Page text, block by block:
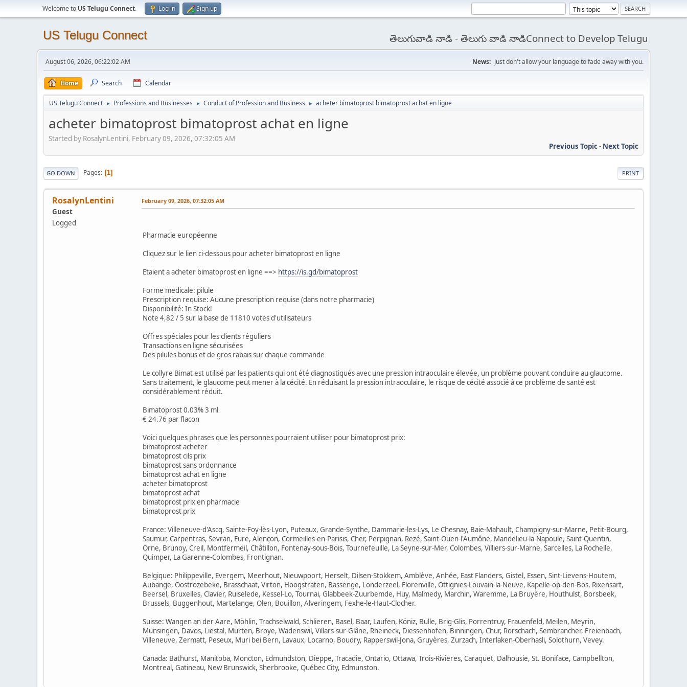
Welcome to US Telugu Connect. Log in Sign up
US Telugu Connect తెలుగువాడి నాడి - తెలుగు వాడి నాడిConnect to Develop Telugu
August 06, 2026, 06:22:02 AM News: Just don't allow your language to fade away with you.
Home Search Calendar
US Telugu Connect ► Professions and Businesses ► Conduct of Profession and Business ► acheter bimatoprost bimatoprost achat en ligne
acheter bimatoprost bimatoprost achat en ligne
Started by RosalynLentini, February 09, 2026, 07:32:05 AM
Previous Topic- Next Topic
PRINT
GO DOWN Pages 1
RosalynLentini
Guest
Logged
February 09, 2026, 07:32:05 AM
Pharmacie européenne
Cliquez sur le lien ci-dessous pour acheter bimatoprost en ligne
Etaient a acheter bimatoprost en ligne ==> https://is.gd/bimatoprost
Forme medicale: pilule
Prescription requise: Aucune prescription requise (dans notre pharmacie)
Disponibilité: In Stock!
Note 4,82 / 5 sur la base de 11810 votes d'utilisateurs
Offres spéciales pour les clients réguliers
Transactions en ligne sécurisées
Des pilules bonus et de gros rabais sur chaque commande
Le collyre Bimat est utilisé par les patients qui ont été diagnostiqués avec une pression intraoculaire élevée, un problème pouvant conduire au glaucome.
Sans traitement, le glaucome peut mener à la cécité. En réduisant la pression intraoculaire, le risque de cécité associé à ce problème de santé est
considérablement réduit.
Bimatoprost 0.03% 3 ml
€ 24.76 par flacon
Voici quelques phrases que les personnes pourraient utiliser pour bimatoprost prix:
bimatoprost acheter
bimatoprost cils prix
bimatoprost sans ordonnance
bimatoprost achat en ligne
acheter bimatoprost
bimatoprost achat
bimatoprost prix en pharmacie
bimatoprost prix
France: Villeneuve-d'Ascq, Sainte-Foy-lès-Lyon, Puteaux, Grande-Synthe, Dammarie-les-Lys, Le Chesnay, Baie-Mahault, Champigny-sur-Marne, Petit-Bourg,
Saumur, Carpentras, Sevran, Eure, Alençon, Cormeilles-en-Parisis, Cher, Perpignan, Rezé, Saint-Ouen-l'Aumône, Mandelieu-la-Napoule, Saint-Quentin,
Orne, Brunoy, Creil, Montfermeil, Châtillon, Fontenay-sous-Bois, Tournefeuille, La Seyne-sur-Mer, Colombes, Villiers-sur-Marne, Sarcelles, La Rochelle,
Quimper, La Garenne-Colombes, Frontignan.
Belgique: Philippeville, Evergem, Meerhout, Nieuwpoort, Herselt, Dilsen-Stokkem, Amblève, Anhée, East Flanders, Gistel, Essen, Sint-Lievens-Houtem,
Aubange, Oostrozebeke, Brasschaat, Virton, Hoogstraten, Bassenge, Londerzeel, Florenville, Ottignies-Louvain-la-Neuve, Kapelle-op-den-Bos, Rixensart,
Beersel, Bruxelles, Clavier, Ruiselede, Kessel-Lo, Tournai, Glabbeek-Zuurbemde, Huy, Malmedy, Marchin, Waremme, La Bruyère, Houthulst, Borsbeek,
Brussels, Buggenhout, Martelange, Olen, Bouillon, Alveringem, Fexhe-le-Haut-Clocher.
Suisse: Wangen an der Aare, Möhlin, Trachselwald, Schlieren, Basel, Baar, Laufen, Köniz, Bulle, Brig-Glis, Porrentruy, Frauenfeld, Meilen, Meyrin,
Münsingen, Davos, Liestal, Murten, Broye, Wädenswil, Villars-sur-Glâne, Rheineck, Diessenhofen, Binningen, Chur, Rorschach, Sembrancher, Freienbach,
Villeneuve, Zermatt, Peseux, Muri bei Bern, Lavaux, Locarno, Boudry, Rapperswil-Jona, Gruyères, Zurzach, Interlaken-Oberhasli, Solothurn, Vevey.
Canada: Bathurst, Manitoba, Moncton, Edmundston, Dieppe, Tracadie, Ontario, Ottawa, Trois-Rivieres, Caraquet, Dalhousie, St. Boniface, Campbellton,
Montreal, Gatineau, New Brunswick, Sherbrooke, Québec City, Edmunston.